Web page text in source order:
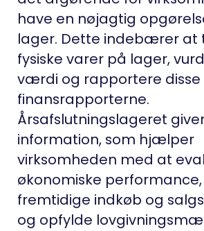
have en nøjagtig
lager. Dette indebærer
fysiske varer på lager,
værdi og rapportere disse
finansrapporterne.
Årsafslutningslageret
information, som hjælper
virksomheden med at
økonomiske
fremtidige indkøb og
og opfylde